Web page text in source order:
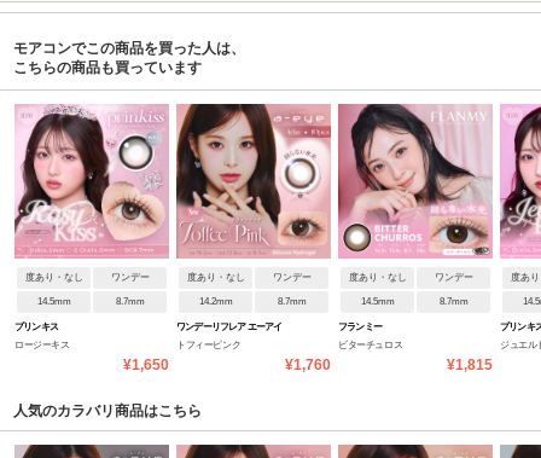
モアコンでこの商品を買った人は、
こちらの商品も買っています
度あり・なし ワンデー
14.5mm 8.7mm
プリンキス
ロージーキス
¥1,650
度あり・なし ワンデー
14.2mm 8.7mm
ワンデーリフレア エーアイ
トフィーピンク
¥1,760
度あり・なし ワンデー
14.5mm 8.7mm
フランミー
ビターチュロス
¥1,815
度あ
プリンキ
ジュエル
人気のカラバリ商品はこちら